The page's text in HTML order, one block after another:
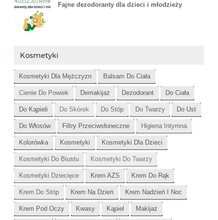
Fajne dezodoranty dla dzieci i młodzieży
Kosmetyki
Kosmetyki Dla Mężczyzn Balsam Do Ciała
Cienie Do Powiek Demakijaż Dezodorant Do Ciała
Do Kąpieli Do Skórek Do Stóp Do Twarzy Do Ust
Do Włosów Filtry Przeciwsłoneczne Higiena Intymna
Kolorówka Kosmetyki Kosmetyki Dla Dzieci
Kosmetyki Do Biustu Kosmetyki Do Twarzy
Kosmetyki Dziecięce Krem AZS Krem Do Rąk
Krem Do Stóp Krem Na Dzień Krem Nadzień I Noc
Krem Pod Oczy Kwasy Kąpiel Makijaż